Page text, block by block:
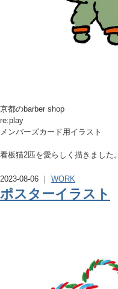
京都のbarber shop
re:play
メンバーズカード用イラスト
看板猫2匹を愛らしく描きました。
2023-08-06 ｜ WORK
ポスターイラスト